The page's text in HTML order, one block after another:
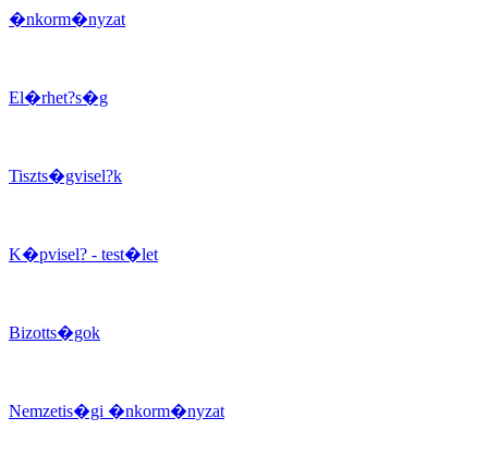
�nkorm�nyzat
El�rhet?s�g
Tiszts�gvisel?k
K�pvisel? - test�let
Bizotts�gok
Nemzetis�gi �nkorm�nyzat